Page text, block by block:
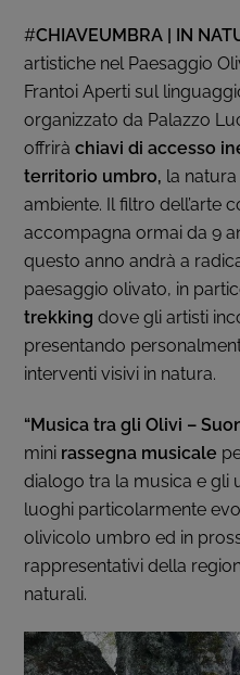
#CHIAVEUMBRA | IN
artistiche nel Paesaggio
Frantoi Aperti sul
organizzato da Palazzo
offriràchiavi di accesso
territorio umbro, la
ambiente. Il filtro dell’arte
accompagna ormai da 9
questo anno andrà a
paesaggio olivato, in
trekking dove gli artisti
presentando
interventi visivi in natura.
“Musica tra gli Olivi –
mini rassegna musicale
dialogo tra la musica e gli
luoghi particolarmente
olivicolo umbro ed in
rappresentativi della
naturali.